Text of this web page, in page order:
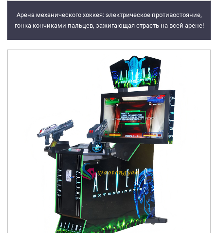
Арена механического хоккея: электрическое противостояние,
гонка кончиками пальцев, зажигающая страсть на всей арене!